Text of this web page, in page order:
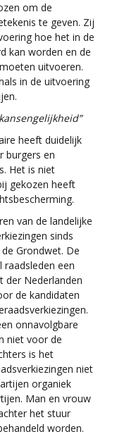
om de
te geven. Zij
hoe het in de
kan worden en de
uitvoeren.
in de uitvoering
heeft duidelijk
burgers en
Het is niet
gekozen heeft
van de landelijke
sinds
Grondwet. De
raadsleden een
der Nederlanden
de kandidaten
onnavolgbare
niet voor de
is het
niet
organiek
Man en vrouw
het stuur
worden.